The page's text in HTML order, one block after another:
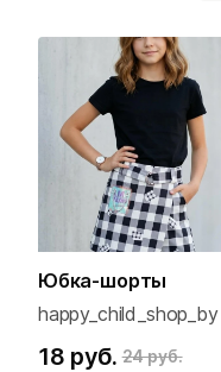
Юбка-шорты
happy_child_shop_by
18 руб. 24 руб.